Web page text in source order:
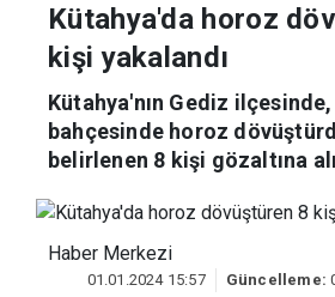
Kütahya'da horoz
kişi yakalandı
Kütahya'nın Gediz
bahçesinde horoz
belirlenen 8 kişi gözaltına
Haber Merkezi
01.01.2024 15:57 Güncelleme: